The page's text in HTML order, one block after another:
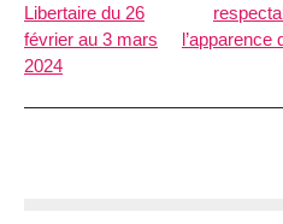
Libertaire du 26
février au 3 mars
2024
l’apparence